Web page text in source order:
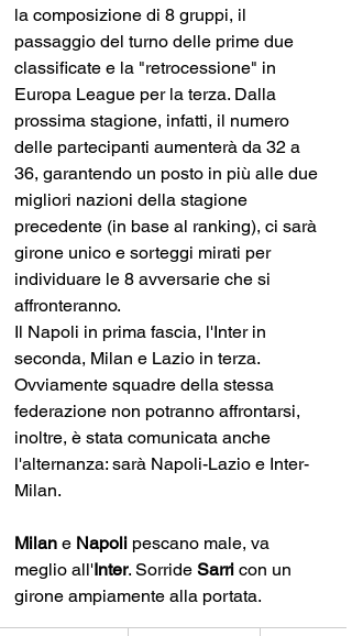
la composizione di 8 gruppi, il
passaggio del turno delle prime due
classificate e la "retrocessione" in
Europa League per la terza. Dalla
prossima stagione, infatti, il numero
delle partecipanti aumenterà da 32 a
36, garantendo un posto in più alle due
migliori nazioni della stagione
precedente (in base al ranking), ci sarà
girone unico e sorteggi mirati per
individuare le 8 avversarie che si
affronteranno.
Il Napoli in prima fascia, l'Inter in
seconda, Milan e Lazio in terza.
Ovviamente squadre della stessa
federazione non potranno affrontarsi,
inoltre, è stata comunicata anche
l'alternanza: sarà Napoli-Lazio e Inter-
Milan.
Milan e Napoli pescano male, va
meglio all'Inter. Sorride Sarri con un
girone ampiamente alla portata.